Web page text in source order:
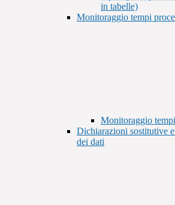
in tabelle)
Monitoraggio tempi
Monitoraggio
Dichiarazioni sostitutive
dei dati